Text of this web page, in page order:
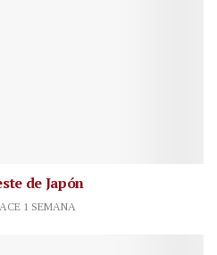
de Japón
1 SEMANA